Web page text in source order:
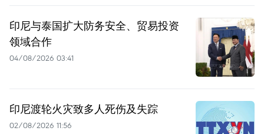
印尼与泰国扩大防务安全、贸易投资
领域合作
04/08/2026 03:41
印尼渡轮火灾致多人死伤及失踪
02/08/2026 11:56